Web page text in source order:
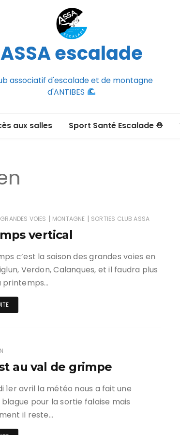
ASSA escalade
associatif d'escalade et de montagne
d'ANTIBES
de
non
aux salles Sport Santé Escalade ⛑
GRANDES VOIES | MONTAGNE | SORTIES CLUB ASSA
vertical
c’est la saison des grandes voies en
Verdon, Calanques, et il faudra plus
printemps…
au val de grimpe
1er avril la météo nous a fait une
blague pour la sortie falaise mais
il reste…